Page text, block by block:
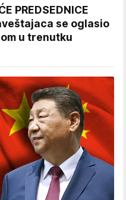
PREDSEDNICE
se oglasio
u trenutku